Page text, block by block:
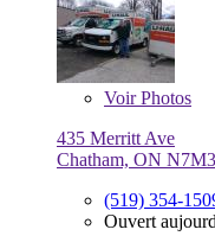
VoirPhotos
435 Merritt Ave
Chatham, ON
(519) 354-
Ouvert